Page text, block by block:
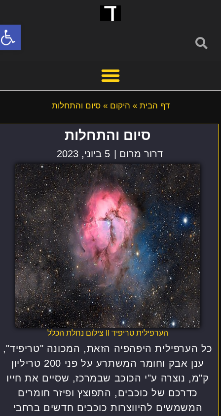
פתח
דף הבית» היקום» סיום והתחלות
סיום והתחלות
דרור מרום | 5 ביוני, 2023
הערפילית טריפיד II צילום נחלת הכלל
כל הערפילית היפהפיה הזאת, המכונה "טריפיד",
ענן אבק וחומר המשתרע על פני 200 טריליון
ק"מ, נוצרה ע"י הכוכב שבמרכז, שסיים את חייו
כדרכם של כוכבים, התפוצץ ופיזר חומרים
המשמשים להיווצרות כוכבים חדשים ברחבי